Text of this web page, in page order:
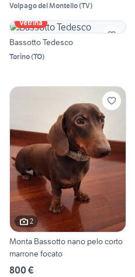
Volpago del Montello(TV)
Vetrina
Bassotto Tedesco
Torino(TO)
2
Monta Bassotto nano pelo corto
marrone focato
800 €